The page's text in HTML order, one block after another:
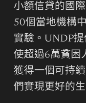
小額信貸的國
50個當地機構
實驗。UNDP
使超過6萬貧困
獲得一個可持
們實現更好的生